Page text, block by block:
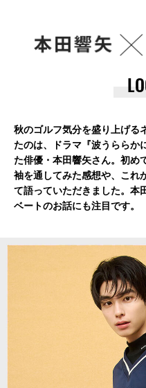
秋のゴルフ気分を盛り上げる
たのは、
ドラマ『波うららか
た俳優・本田響矢さん。 初め
袖を通してみた感想や、 これ
て語っていただきました。 本
ベートのお話にも注目です。